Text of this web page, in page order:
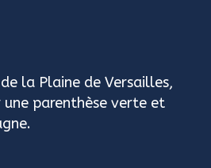
la Plaine de Versailles,
parenthèse verte et